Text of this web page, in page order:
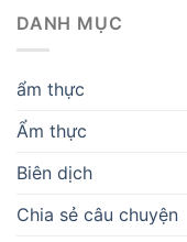
DANH MỤC
ẩm thực
Ẩm thực
Biên dịch
Chia sẻ câu chuyện